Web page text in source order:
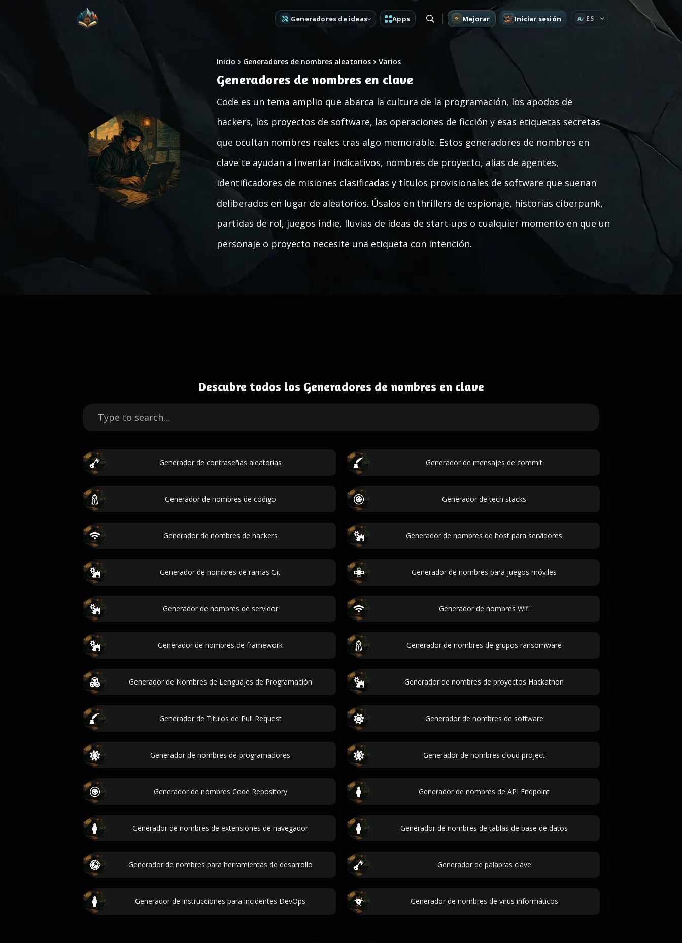
Generadores de ideas Apps Mejorar Iniciar sesión A ES
Inicio Generadores de nombres aleatorios Varios
Generadores de nombres en clave
Code es un tema amplio que abarca la cultura de la programación, los apodos de
hackers, los proyectos de software, las operaciones de ficción y esas etiquetas secretas
que ocultan nombres reales tras algo memorable. Estos generadores de nombres en
clave te ayudan a inventar indicativos, nombres de proyecto, alias de agentes,
identificadores de misiones clasificadas y títulos provisionales de software que suenan
deliberados en lugar de aleatorios. Úsalos en thrillers de espionaje, historias ciberpunk,
partidas de rol, juegos indie, lluvias de ideas de start-ups o cualquier momento en que un
personaje o proyecto necesite una etiqueta con intención.
Descubre todos los Generadores de nombres en clave
Generador de contraseñas aleatorias Generador de mensajes de commit
Generador de nombres de código Generador de tech stacks
Generador de nombres de hackers Generador de nombres de host para servidores
Generador de nombres de ramas Git Generador de nombres para juegos móviles
Generador de nombres de servidor Generador de nombres Wifi
Generador de nombres de framework Generador de nombres de grupos ransomware
Generador de Nombres de Lenguajes de Programación Generador de nombres de proyectos Hackathon
Generador de Titulos de Pull Request Generador de nombres de software
Generador de nombres de programadores Generador de nombres cloud project
Generador de nombres Code Repository Generador de nombres de API Endpoint
Generador de nombres de extensiones de navegador Generador de nombres de tablas de base de datos
Generador de nombres para herramientas de desarrollo Generador de palabras clave
Generador de instrucciones para incidentes DevOps Generador de nombres de virus informáticos